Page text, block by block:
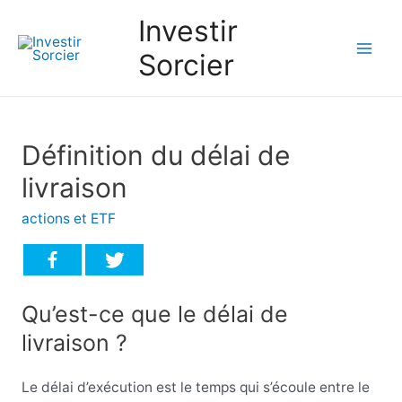
Investir
Sorcier
Définition du délai de
livraison
actions et ETF
Qu’est-ce que le délai de
livraison ?
Le délai d’exécution est le temps qui s’écoule entre le